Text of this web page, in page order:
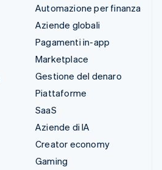
Automazione per finanza
Aziende globali
Pagamenti in-app
Marketplace
Gestione del denaro
Piattaforme
SaaS
Aziende di IA
Creator economy
Gaming